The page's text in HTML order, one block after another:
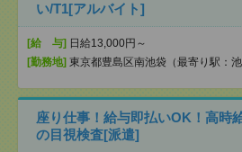
い/T1[アルバイト]
[給 与] 日給13,000円～
[勤務地] 東京都豊島区南池袋（最寄り駅：池
座り仕事！給与即払いOK！高時
の目視検査[派遣]